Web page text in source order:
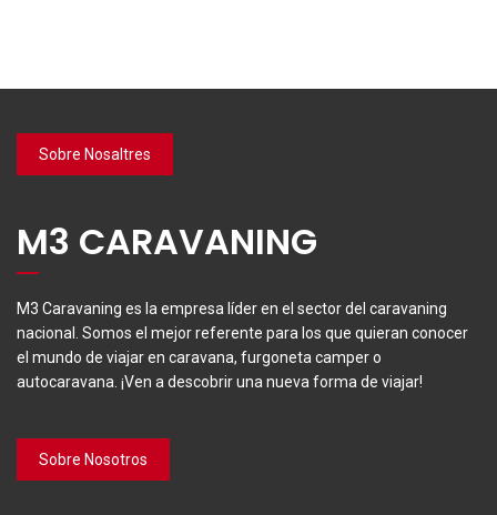
Sobre Nosaltres
M3 CARAVANING
M3 Caravaning es la empresa líder en el sector del caravaning
nacional. Somos el mejor referente para los que quieran conocer
el mundo de viajar en caravana, furgoneta camper o
autocaravana. ¡Ven a descobrir una nueva forma de viajar!
Sobre Nosotros